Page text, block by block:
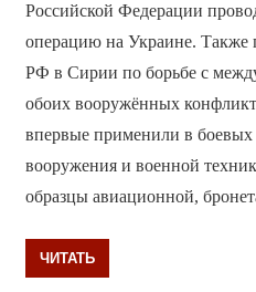
Российской Федерации
операцию на Украине. Также
РФ в Сирии по борьбе с
обоих вооружённых
впервые применили в боевых
вооружения и военной
образцы авиационной,
ЧИТАТЬ